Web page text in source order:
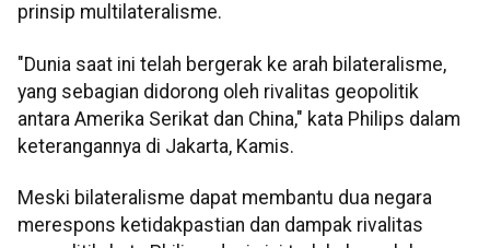
prinsip multilateralisme.
"Dunia saat ini telah bergerak ke arah bilateralisme,
yang sebagian didorong oleh rivalitas geopolitik
antara Amerika Serikat dan China," kata Philips dalam
keterangannya di Jakarta, Kamis.
Meski bilateralisme dapat membantu dua negara
merespons ketidakpastian dan dampak rivalitas